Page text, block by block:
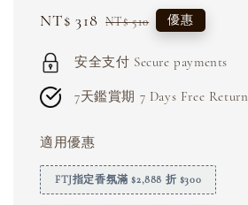
Sale
NT$ 318 Regular
NT$ 510 優惠
安全支付 Secure payments
7天鑑賞期 7 Days Free Return
適用優惠
FTJ指定香氛滿 $2,888 折 $300